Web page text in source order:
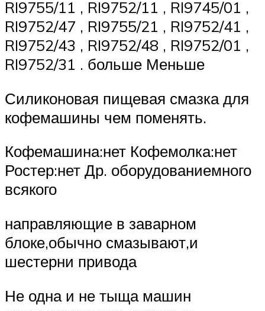
RI9755/11 , RI9752/11 , RI9745/01 ,
RI9752/47 , RI9755/21 , RI9752/41 ,
RI9752/43 , RI9752/48 , RI9752/01 ,
RI9752/31 . больше Меньше
Силиконовая пищевая смазка для
кофемашины чем поменять.
Кофемашина:нет Кофемолка:нет
Ростер:нет Др. оборудованиемного
всякого
направляющие в заварном
блоке,обычно смазывают,и
шестерни привода
Не одна и не тыща машин